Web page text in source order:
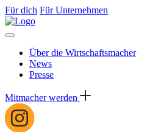
Für dich Für Unternehmen
Über die Wirtschaftsmacher
News
Presse
Mitmacher werden